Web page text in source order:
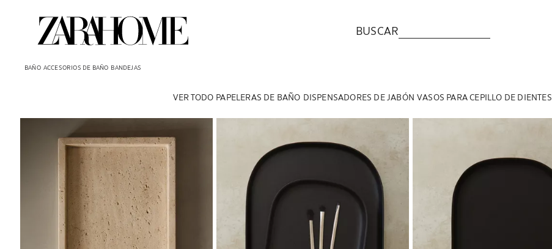
BUSCAR
BAÑO ACCESORIOS DE BAÑO BANDEJAS
VER TODO PAPELERAS DE BAÑO DISPENSADORES DE JABÓN VASOS PARA CEPILLO DE DIENTES
Imagen cambiada a 1 de 7 Imagen cambiada a 1 de 6 Imagen cambiada a 1 de 6